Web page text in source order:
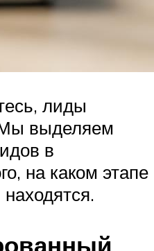
лиды
выделяем
в
на каком этапе